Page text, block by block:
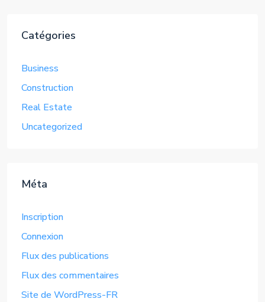
Catégories
Business
Construction
Real Estate
Uncategorized
Méta
Inscription
Connexion
Flux des publications
Flux des commentaires
Site de WordPress-FR